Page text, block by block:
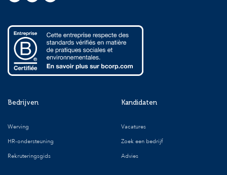
Bedrijven
Werving
HR-ondersteuning
Rekruteringsgids
Kandidaten
Vacatures
Zoek een bedrijf
Advies